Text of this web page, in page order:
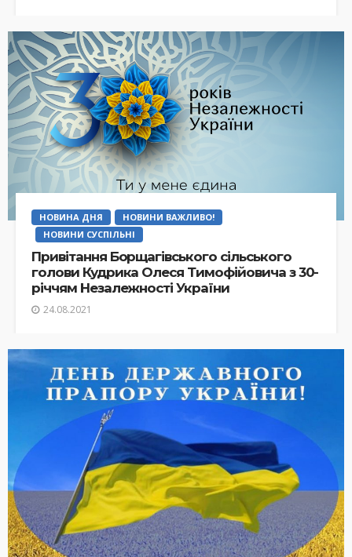
НОВИНА ДНЯ
НОВИНИ ВАЖЛИВО!
НОВИНИ СУСПІЛЬНІ
Привітання Борщагівського сільського
голови Кудрика Олеся Тимофійовича з 30-
річчям Незалежності України
24.08.2021